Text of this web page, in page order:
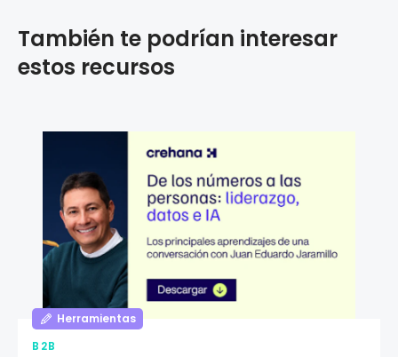
También te podrían interesar
estos recursos
Herramientas
B2B